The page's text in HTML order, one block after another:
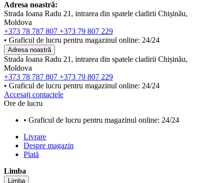
Adresa noastră:
Strada Ioana Radu 21, intrarea din spatele cladirii Chișinău,
Moldova
+373 78 787 807 +373 79 807 229
• Graficul de lucru pentru magazinul online: 24/24
Adresa noastră
Strada Ioana Radu 21, intrarea din spatele cladirii Chișinău,
Moldova
+373 78 787 807 +373 79 807 229
• Graficul de lucru pentru magazinul online: 24/24
Accesați contactele
Ore de lucru
• Graficul de lucru pentru magazinul online: 24/24
Livrare
Despre magazin
Plată
Limba
Limba